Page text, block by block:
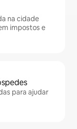
na cidade
impostos e
para ajudar